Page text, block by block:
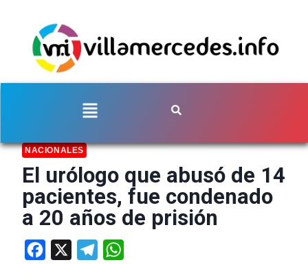
NACIONALES
El urólogo que abusó de 14
pacientes, fue condenado
a 20 años de prisión
Facebook Telegram